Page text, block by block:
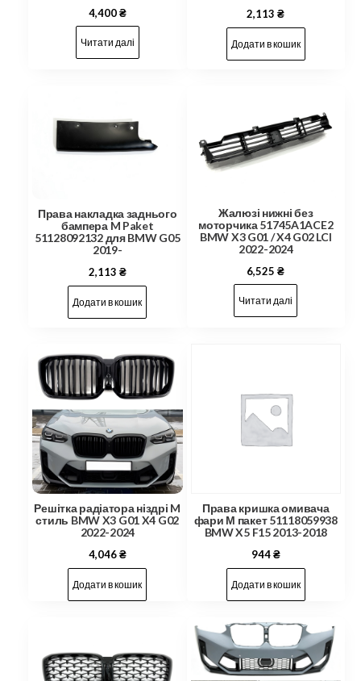
4,400₴
Читати далі
2,113₴
Додати в кошик
Права накладка заднього
бампера M Paket
51128092132 для BMW G05
2019-
2,113 ₴
Додати в кошик
Жалюзі нижні без
моторчика 51745A1ACE2
BMW X3 G01 / X4 G02 LCI
2022-2024
6,525₴
Читати далі
Решітка радіатора ніздрі M
стиль BMW X3 G01 X4 G02
2022-2024
4,046₴
Додати в кошик
Права кришка омивача
фари М пакет 51118059938
BMW X5 F15 2013-2018
944₴
Додати в кошик